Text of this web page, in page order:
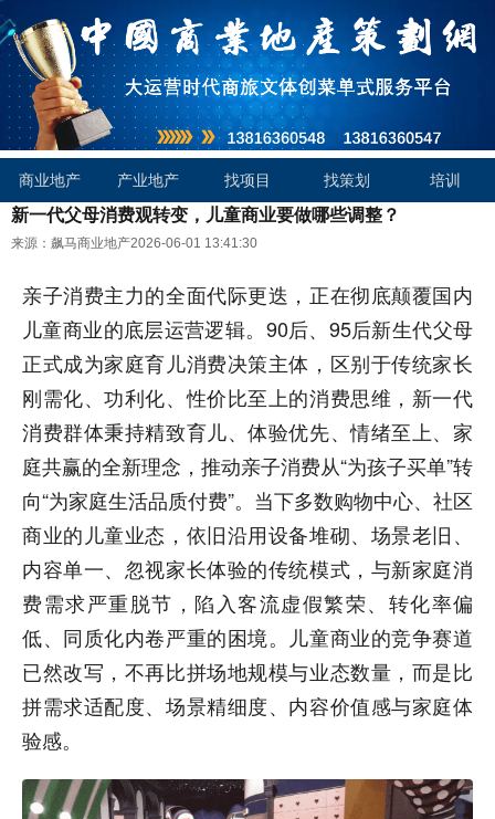
商业地产 产业地产 找项目 找策划 培训
新一代父母消费观转变，儿童商业要做哪些调整？
来源：飙马商业地产2026-06-01 13:41:30
亲子消费主力的全面代际更迭，正在彻底颠覆国内
儿童商业的底层运营逻辑。90后、95后新生代父母
正式成为家庭育儿消费决策主体，区别于传统家长
刚需化、功利化、性价比至上的消费思维，新一代
消费群体秉持精致育儿、体验优先、情绪至上、家
庭共赢的全新理念，推动亲子消费从“为孩子买单”转
向“为家庭生活品质付费”。当下多数购物中心、社区
商业的儿童业态，依旧沿用设备堆砌、场景老旧、
内容单一、忽视家长体验的传统模式，与新家庭消
费需求严重脱节，陷入客流虚假繁荣、转化率偏
低、同质化内卷严重的困境。儿童商业的竞争赛道
已然改写，不再比拼场地规模与业态数量，而是比
拼需求适配度、场景精细度、内容价值感与家庭体
验感。